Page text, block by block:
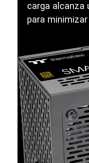
carga alcanza
para